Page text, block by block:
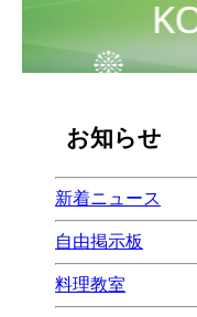
お知らせ
新着ニュース
自由掲示板
料理教室